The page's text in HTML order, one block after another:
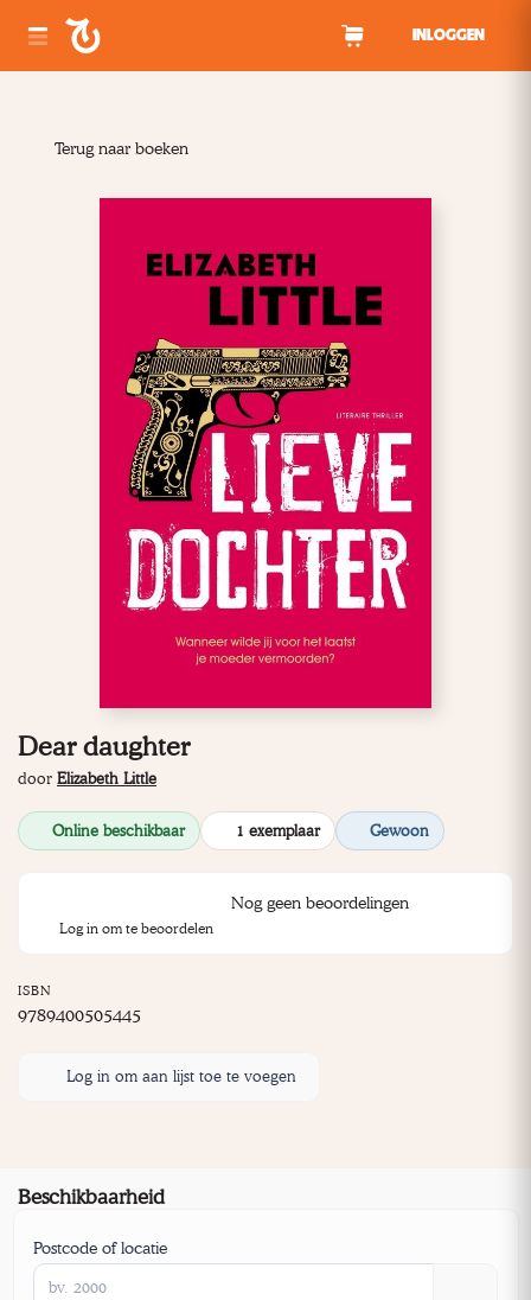
INLOGGEN
Terug naar boeken
Dear daughter
door Elizabeth Little
Online beschikbaar 1 exemplaar Gewoon
Nog geen beoordelingen
Log in om te beoordelen
ISBN
9789400505445
Log in om aan lijst toe te voegen
Beschikbaarheid
Postcode of locatie